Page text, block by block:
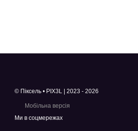
© Піксель • PIX3L | 2023 - 2026
Мобільна версія
Ми в соцмережах